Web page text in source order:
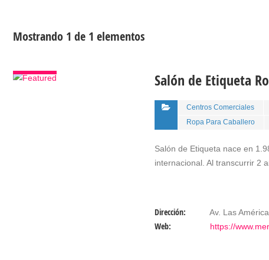
Mostrando 1 de 1 elementos
Salón de Etiqueta
Centros Comerciales
Ropa Para Caballero
Salón de Etiqueta nace en
internacional. Al transcurrir 2
Dirección: Av. Las
Web: https://